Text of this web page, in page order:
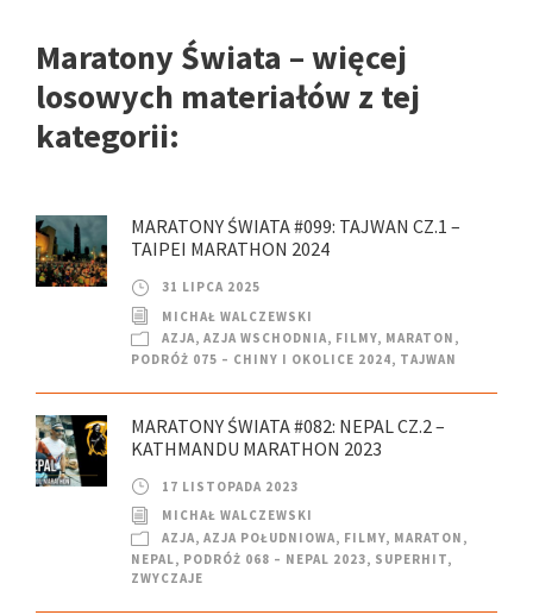
Maratony Świata – więcej
losowych materiałów z tej
kategorii:
MARATONY ŚWIATA #099: TAJWAN CZ.1 –
TAIPEI MARATHON 2024
31 LIPCA 2025
MICHAŁ WALCZEWSKI
AZJA, AZJA WSCHODNIA, FILMY, MARATON ,
PODRÓŻ 075 – CHINY I OKOLICE 2024, TAJWAN
MARATONY ŚWIATA #082: NEPAL CZ.2 –
KATHMANDU MARATHON 2023
17 LISTOPADA 2023
MICHAŁ WALCZEWSKI
AZJA, AZJA POŁUDNIOWA, FILMY, MARATON ,
NEPAL, PODRÓŻ 068 – NEPAL 2023, SUPERHIT,
ZWYCZAJE